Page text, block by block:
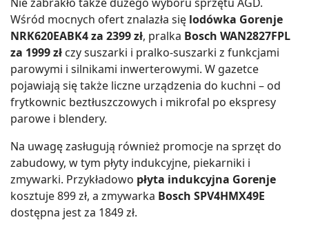
Wśród mocnych ofert znalazła się lodówka Gorenje
NRK620EABK4 za 2399 zł, pralka Bosch WAN2827FPL
za 1999 zł czy suszarki i pralko-suszarki z funkcjami
parowymi i silnikami inwerterowymi. W gazetce
pojawiają się także liczne urządzenia do kuchni – od
frytkownic beztłuszczowych i mikrofal po ekspresy
parowe i blendery.
Na uwagę zasługują również promocje na sprzęt do
zabudowy, w tym płyty indukcyjne, piekarniki i
zmywarki. Przykładowo płyta indukcyjna Gorenje
kosztuje 899 zł, a zmywarka Bosch SPV4HMX49E
dostępna jest za 1849 zł.